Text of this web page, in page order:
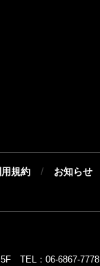
規約 / お知らせ
TEL：06-6867-7778